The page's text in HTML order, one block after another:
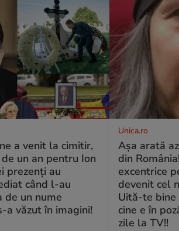
a venit la cimitir,
un an pentru Ion
prezenți au
când l-au
de un nume
a văzut în imagini!
Unica.ro
Așa arată
din
excentrice
devenit cel
Uită-te bine
cine e în
zile la TV!!